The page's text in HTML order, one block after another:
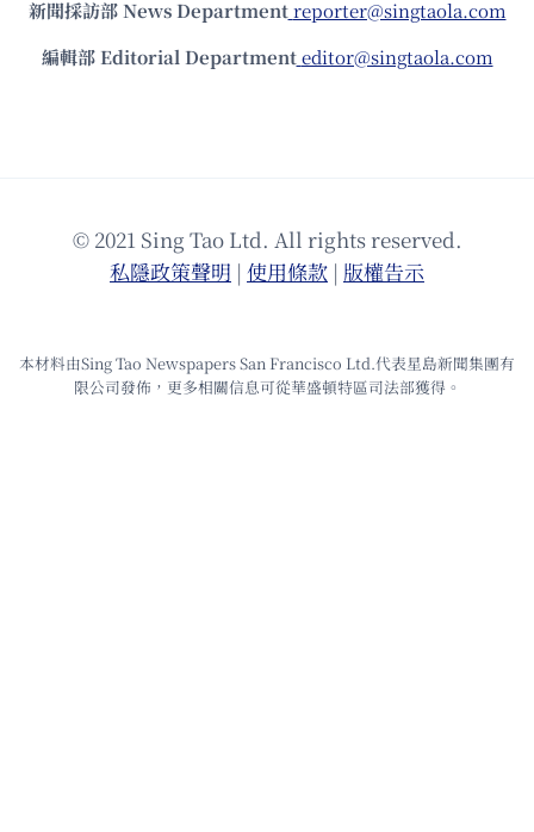
新聞採訪部 News Department reporter@singtaola.com
編輯部 Editorial Department editor@singtaola.com
© 2021 Sing Tao Ltd. All rights reserved.
私隱政策聲明 | 使⽤條款 | 版權告⽰
本材料由Sing Tao Newspapers San Francisco Ltd.代表星島新聞集團有
限公司發佈，更多相關信息可從華盛頓特區司法部獲得。